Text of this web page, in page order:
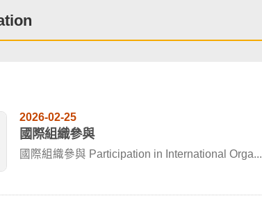
2026-02-25
國際組織參與
國際組織參與 Participation in International Orga...